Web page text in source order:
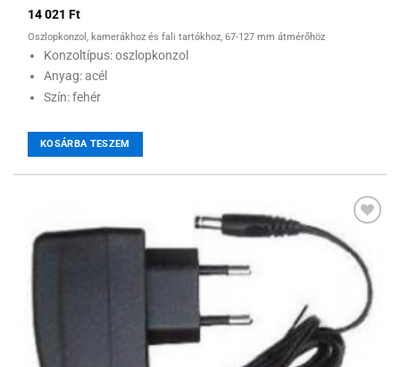
14 021Ft
Oszlopkonzol, kamerákhoz és fali tartókhoz, 67-127 mm átmérőhöz
Konzoltípus: oszlopkonzol
Anyag: acél
Szín: fehér
KOSÁRBA TESZEM
Hozzáadás a
kívánságlistához